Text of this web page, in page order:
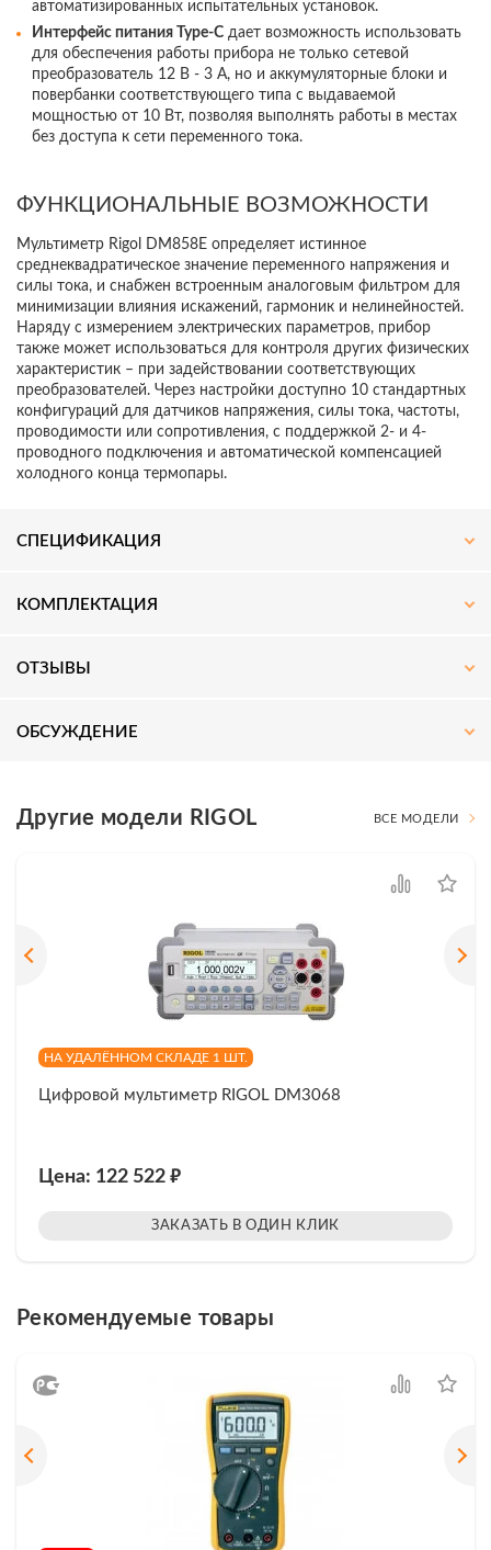
автоматизированных испытательных установок.
Интерфейс питания Type-C дает возможность использовать
для обеспечения работы прибора не только сетевой
преобразователь 12 В - 3 А, но и аккумуляторные блоки и
повербанки соответствующего типа с выдаваемой
мощностью от 10 Вт, позволяя выполнять работы в местах
без доступа к сети переменного тока.
ФУНКЦИОНАЛЬНЫЕ ВОЗМОЖНОСТИ
Мультиметр Rigol DM858E определяет истинное
среднеквадратическое значение переменного напряжения и
силы тока, и снабжен встроенным аналоговым фильтром для
минимизации влияния искажений, гармоник и нелинейностей.
Наряду с измерением электрических параметров, прибор
также может использоваться для контроля других физических
характеристик – при задействовании соответствующих
преобразователей. Через настройки доступно 10 стандартных
конфигураций для датчиков напряжения, силы тока, частоты,
проводимости или сопротивления, с поддержкой 2- и 4-
проводного подключения и автоматической компенсацией
холодного конца термопары.
СПЕЦИФИКАЦИЯ
КОМПЛЕКТАЦИЯ
ОТЗЫВЫ
ОБСУЖДЕНИЕ
Другие модели RIGOL ВСЕ МОДЕЛИ
НА УДАЛЁННОМ СКЛАДЕ 1 ШТ.
Цифровой мультиметр RIGOL DM3068
Цена: 122 522 ₽
ЗАКАЗАТЬ В ОДИН КЛИК
Рекомендуемые товары
Подпишитесь на нашTelegram-
канал— получите скидкудо 3%
на оборудование!
предложения для специалистов.
ПОДПИСАТЬСЯ